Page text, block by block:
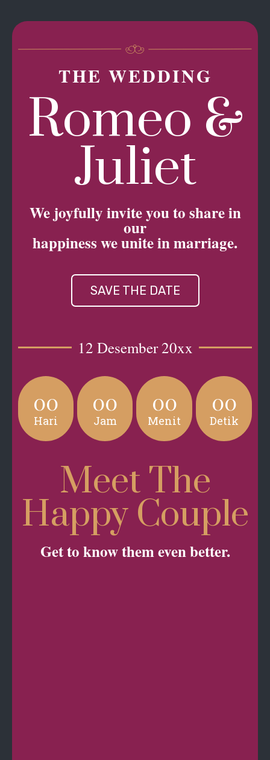
THE WEDDING
Romeo &
Juliet
We joyfully invite you to share in
our
happiness we unite in marriage.
SAVE THE DATE
12 Desember 20xx
00
Hari
00
Jam
00
Menit
00
Detik
Meet The
Happy Couple
Get to know them even better.